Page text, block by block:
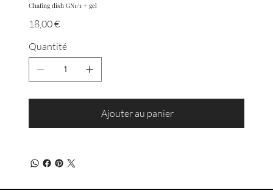
Chafing dish GN1/1 + gel
Prix
18,00 €
Quantité
Ajouter au panier